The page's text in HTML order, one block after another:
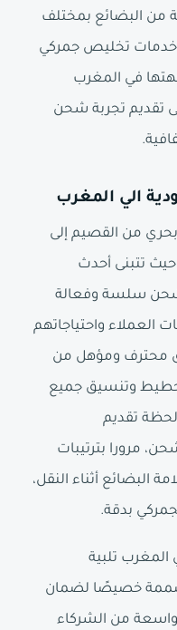
من البضائع بمختلف
خدمات تخليص جمركي
في المغرب
تقديم تجربة شحن
الي المغرب
من القصيم إلى
حيث تتبنى أحدث
شحن سلسة وفعالة
العملاء واحتياجاتهم
محترف ومؤهل من
وتنسيق جميع
تقديم
مرورا بترتيبات
البضائع أثناء النقل،
بدقة.
تلبية
خصيصًا لضمان
من الشركاء